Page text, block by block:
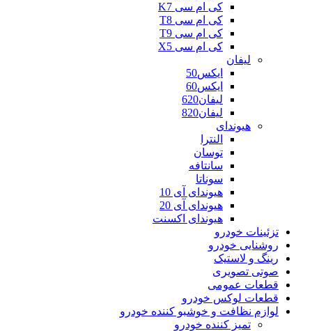
کی ام سی K7
کی ام سی T8
کی ام سی T9
کی ام سی X5
لیفان
ایکس50
ایکس60
لیفان620
لیفان820
هیوندای
النترا
توسان
سانتافه
سوناتا
هیوندای آی 10
هیوندای آی 20
هیوندای اکسنت
تزئینات خودرو
روشنایی خودرو
رینگ و لاستیک
صوتی تصویری
قطعات عمومی
قطعات لوکس خودرو
لوازم نظافت و خوشبو کننده خودرو
تمیز کننده خودرو